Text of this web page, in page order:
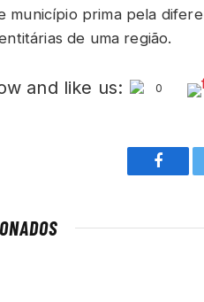
município prima pela
de uma região.
and like us: 0